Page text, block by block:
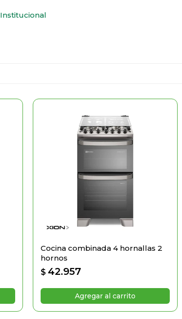
Institucional
Cocina combinada 4 hornallas 2
hornos
$ 42.957